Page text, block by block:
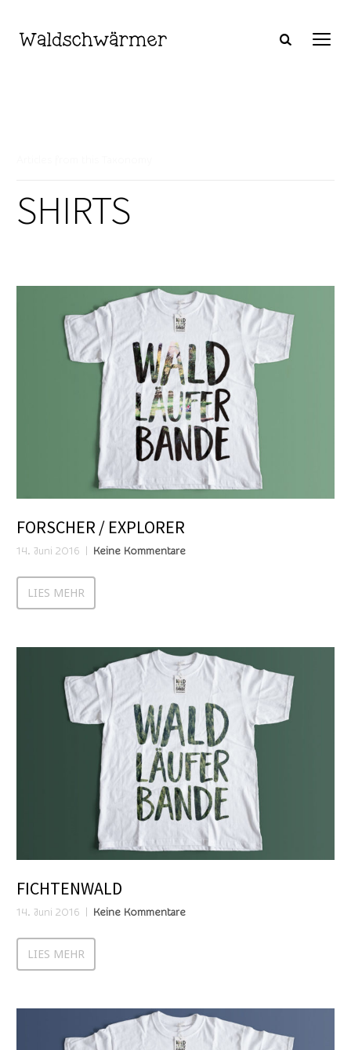
SHIRTS
FORSCHER / EXPLORER
14. Juni 2016 Keine Kommentare
LIES MEHR
FICHTENWALD
14. Juni 2016 Keine Kommentare
LIES MEHR